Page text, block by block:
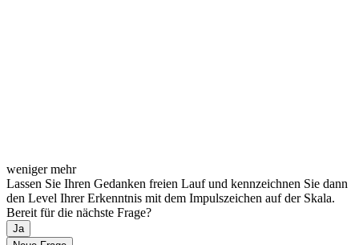
weniger mehr
Lassen Sie Ihren Gedanken freien Lauf und kennzeichnen Sie dann
den Level Ihrer Erkenntnis mit dem Impulszeichen auf der Skala.
Bereit für die nächste Frage?
Ja